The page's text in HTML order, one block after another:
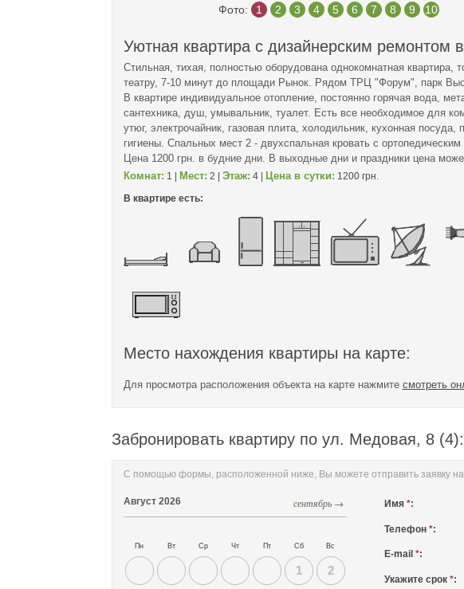
Фото: 1 2 3 4 5 6 7 8 9 10
Уютная квартира с дизайнерским ремонтом
Стильная, тихая, полностью оборудована однокомнатная
театру, 7-10 минут до площади Рынок. Рядом ТРЦ "Форум", парк
В квартире индивидуальное отопление, постоянно горячая вода,
сантехника, душ, умывальник, туалет. Есть все необходимое для
утюг, электрочайник, газовая плита, холодильник, кухонная
гигиены. Спальных мест 2 - двухспальная кровать с
Цена 1200 грн. в будние дни. В выходные дни и праздники цена
Комнат: 1 | Мест: 2 | Этаж: 4 | Цена в сутки: 1200 грн.
В квартире есть:
Место нахождения квартиры на карте:
Для просмотра расположения объекта на карте нажмите смотреть
Забронировать квартиру по ул. Медовая, 8 (4):
С помощью формы, расположенной ниже, Вы можете отправить заявку на
сентябрь →
Август 2026
Пн Вт Ср Чт Пт Сб Вс
1 2
Имя *:
Телефон *:
E-mail *:
Укажите срок *: